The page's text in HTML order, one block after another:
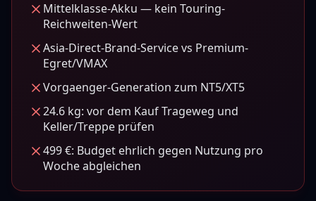
Mittelklasse-Akku — kein Touring-
Reichweiten-Wert
Asia-Direct-Brand-Service vs Premium-
Egret/VMAX
Vorgaenger-Generation zum NT5/XT5
24.6 kg: vor dem Kauf Trageweg und
Keller/Treppe prüfen
499 €: Budget ehrlich gegen Nutzung pro
Woche abgleichen